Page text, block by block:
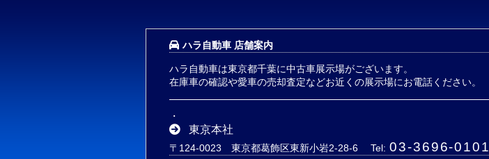
ハラ自動車 店舗案内
ハラ自動車は東京都千葉に中古車展示場がございます。
在庫車の確認や愛車の売却査定などお近くの展示場にお電話ください。
東京本社
〒124-0023 東京都葛飾区東新小岩2-28-6 Tel: 03-3696-0101